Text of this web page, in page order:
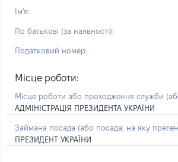
Ім'я:
По батькові (за наявності):
Податковий номер:
Місце роботи:
Місце роботи або проходження служби
АДМІНІСТРАЦІЯ ПРЕЗИДЕНТА УКРАЇНИ
Займана посада (або посада, на яку
ПРЕЗИДЕНТ УКРАЇНИ